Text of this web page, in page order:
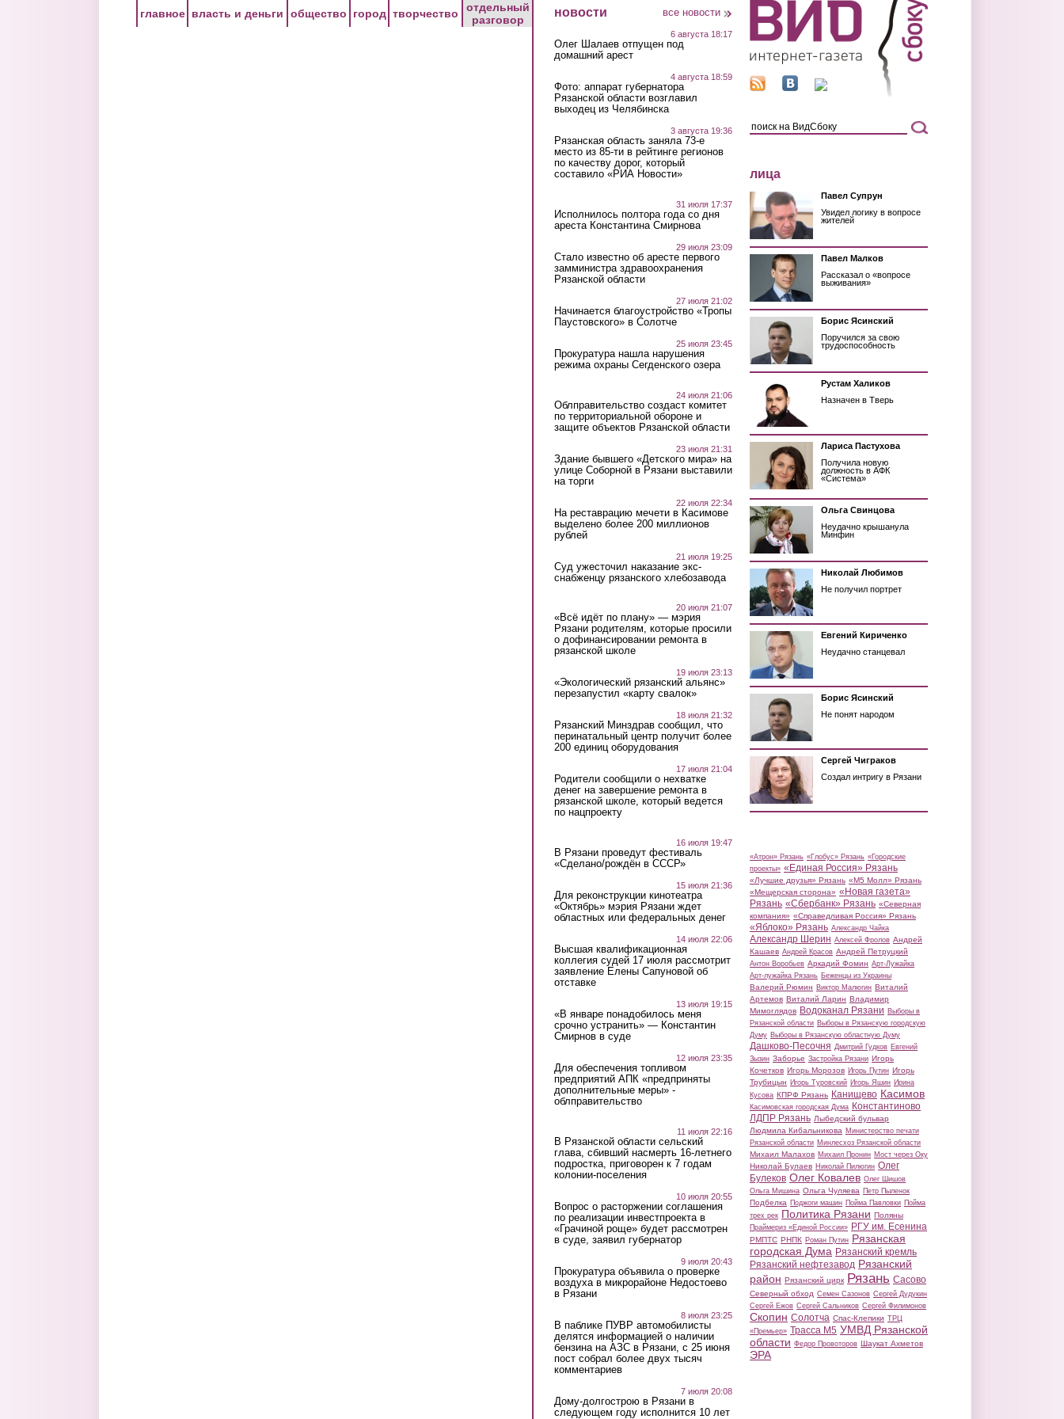
главное власть и деньги общество город творчество
отдельный
разговор
новости все новости
6 августа 18:17
Олег Шалаев отпущен под
домашний арест
4 августа 18:59
Фото: аппарат губернатора
Рязанской области возглавил
выходец из Челябинска
3 августа 19:36
Рязанская область заняла 73-е
место из 85-ти в рейтинге регионов
по качеству дорог, который
составило «РИА Новости»
31 июля 17:37
Исполнилось полтора года со дня
ареста Константина Смирнова
29 июля 23:09
Стало известно об аресте первого
замминистра здравоохранения
Рязанской области
27 июля 21:02
Начинается благоустройство «Тропы
Паустовского» в Солотче
25 июля 23:45
Прокуратура нашла нарушения
режима охраны Сегденского озера
24 июля 21:06
Облправительство создаст комитет
по территориальной обороне и
защите объектов Рязанской области
23 июля 21:31
Здание бывшего «Детского мира» на
улице Соборной в Рязани выставили
на торги
22 июля 22:34
На реставрацию мечети в Касимове
выделено более 200 миллионов
рублей
21 июля 19:25
Суд ужесточил наказание экс-
снабженцу рязанского хлебозавода
20 июля 21:07
«Всё идёт по плану» — мэрия
Рязани родителям, которые просили
о дофинансировании ремонта в
рязанской школе
19 июля 23:13
«Экологический рязанский альянс»
перезапустил «карту свалок»
18 июля 21:32
Рязанский Минздрав сообщил, что
перинатальный центр получит более
200 единиц оборудования
17 июля 21:04
Родители сообщили о нехватке
денег на завершение ремонта в
рязанской школе, который ведется
по нацпроекту
16 июля 19:47
В Рязани проведут фестиваль
«Сделано/рождён в СССР»
15 июля 21:36
Для реконструкции кинотеатра
«Октябрь» мэрия Рязани ждет
областных или федеральных денег
14 июля 22:06
Высшая квалификационная
коллегия судей 17 июля рассмотрит
заявление Елены Сапуновой об
отставке
13 июля 19:15
«В январе понадобилось меня
срочно устранить» — Константин
Смирнов в суде
12 июля 23:35
Для обеспечения топливом
предприятий АПК «предприняты
дополнительные меры» -
облправительство
11 июля 22:16
В Рязанской области сельский
глава, сбивший насмерть 16-летнего
подростка, приговорен к 7 годам
колонии-поселения
10 июля 20:55
Вопрос о расторжении соглашения
по реализации инвестпроекта в
«Грачиной роще» будет рассмотрен
в суде, заявил губернатор
9 июля 20:43
Прокуратура объявила о проверке
воздуха в микрорайоне Недостоево
в Рязани
8 июля 23:25
В паблике ПУВР автомобилисты
делятся информацией о наличии
бензина на АЗС в Рязани, с 25 июня
пост собрал более двух тысяч
комментариев
7 июля 20:08
Дому-долгострою в Рязани в
следующем году исполнится 10 лет
лица
Павел Супрун
Увидел логику в вопросе
жителей
Павел Малков
Рассказал о «вопросе
выживания»
Борис Ясинский
Поручился за свою
трудоспособность
Рустам Халиков
Назначен в Тверь
Лариса Пастухова
Получила новую
должность в АФК
«Система»
Ольга Свинцова
Неудачно крышанула
Минфин
Николай Любимов
Не получил портрет
Евгений Кириченко
Неудачно станцевал
Борис Ясинский
Не понят народом
Сергей Чиграков
Создал интригу в Рязани
«Атрон» Рязань «Глобус» Рязань «Городские
проекты» «Единая Россия» Рязань
«Лучшие друзья» Рязань «М5 Молл» Рязань
«Мещерская сторона» «Новая газета»
Рязань «Сбербанк» Рязань «Северная
компания» «Справедливая Россия» Рязань
«Яблоко» Рязань Александр Чайка
Александр Шерин Алексей Фролов Андрей
Кашаев Андрей Красов Андрей Петруцкий
Антон Воробьев Аркадий Фомин Арт-Лужайка
Арт-лужайка Рязань Беженцы из Украины
Валерий Рюмин Виктор Малюгин Виталий
Артемов Виталий Ларин Владимир
Мимоглядов Водоканал Рязани Выборы в
Рязанской области Выборы в Рязанскую городскую
Думу Выборы в Рязанскую областную Думу
Дашково-Песочня Дмитрий Гудков Евгений
Зызин Заборье Застройка Рязани Игорь
Кочетков Игорь Морозов Игорь Путин Игорь
Трубицын Игорь Туровский Игорь Яшин Ирина
Кусова КПРФ Рязань Канищево Касимов
Касимовская городская Дума Константиново
ЛДПР Рязань Лыбедский бульвар
Людмила Кибальникова Министерство печати
Рязанской области Минлесхоз Рязанской области
Михаил Малахов Михаил Пронин Мост через Оку
Николай Булаев Николай Пилюгин Олег
Булеков Олег Ковалев Олег Шишов
Ольга Мишина Ольга Чуляева Петр Пыленок
Подбелка Поджоги машин Пойма Павловки Пойма
трех рек Политика Рязани Поляны
Праймериз «Единой России» РГУ им. Есенина
РМПТС РНПК Роман Путин Рязанская
городская Дума Рязанский кремль
Рязанский нефтезавод Рязанский
район Рязанский цирк Рязань Сасово
Северный обход Семен Сазонов Сергей Дудукин
Сергей Ежов Сергей Сальников Сергей Филимонов
Скопин Солотча Спас-Клепики ТРЦ
«Премьер» Трасса М5 УМВД Рязанской
области Федор Провоторов Шаукат Ахметов
ЭРА